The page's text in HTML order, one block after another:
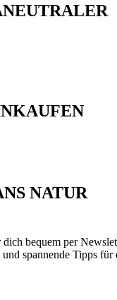
NATUR
bequem per
spannende Tipps für